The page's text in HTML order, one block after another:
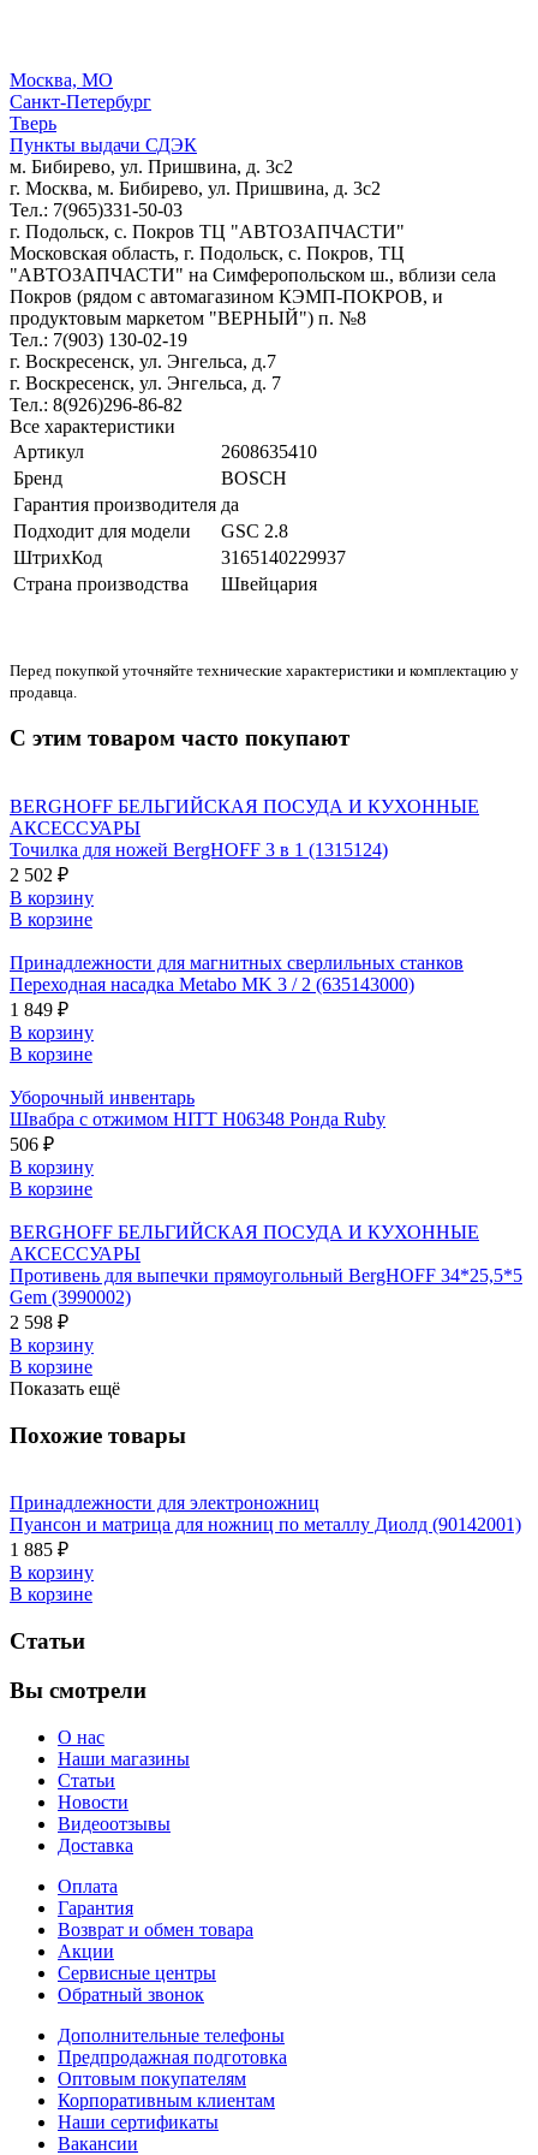
Москва, МО
Санкт-Петербург
Тверь
Пункты выдачи СДЭК
м. Бибирево, ул. Пришвина, д. 3с2
г. Москва, м. Бибирево, ул. Пришвина, д. 3с2
Тел.: 7(965)331-50-03
г. Подольск, c. Покров ТЦ "АВТОЗАПЧАСТИ"
Московская область, г. Подольск, c. Покров, ТЦ
"АВТОЗАПЧАСТИ" на Симферопольском ш., вблизи села
Покров (рядом с автомагазином КЭМП-ПОКРОВ, и
продуктовым маркетом "ВЕРНЫЙ") п. №8
Тел.: 7(903) 130-02-19
г. Воскресенск, ул. Энгельса, д.7
г. Воскресенск, ул. Энгельса, д. 7
Тел.: 8(926)296-86-82
Все характеристики
Артикул
2608635410
Бренд
BOSCH
Гарантия производителя да
Подходит для модели
GSC 2.8
ШтрихКод
3165140229937
Страна производства
Швейцария
Перед покупкой уточняйте технические характеристики и комплектацию у
продавца.
С этим товаром часто покупают
BERGHOFF БЕЛЬГИЙСКАЯ ПОСУДА И КУХОННЫЕ
АКСЕССУАРЫ
Точилка для ножей BergHOFF 3 в 1 (1315124)
2 502 ₽
В корзину
В корзине
Принадлежности для магнитных сверлильных станков
Переходная насадка Metabo MK 3 / 2 (635143000)
1 849 ₽
В корзину
В корзине
Уборочный инвентарь
Швабра с отжимом HITT H06348 Ронда Ruby
506 ₽
В корзину
В корзине
BERGHOFF БЕЛЬГИЙСКАЯ ПОСУДА И КУХОННЫЕ
АКСЕССУАРЫ
Противень для выпечки прямоугольный BergHOFF 34*25,5*5
Gem (3990002)
2 598 ₽
В корзину
В корзине
Показать ещё
Похожие товары
Принадлежности для электроножниц
Пуансон и матрица для ножниц по металлу Диолд (90142001)
1 885 ₽
В корзину
В корзине
Статьи
Вы смотрели
О нас
Наши магазины
Статьи
Новости
Видеоотзывы
Доставка
Оплата
Гарантия
Возврат и обмен товара
Акции
Сервисные центры
Обратный звонок
Дополнительные телефоны
Предпродажная подготовка
Оптовым покупателям
Корпоративным клиентам
Наши сертификаты
Вакансии